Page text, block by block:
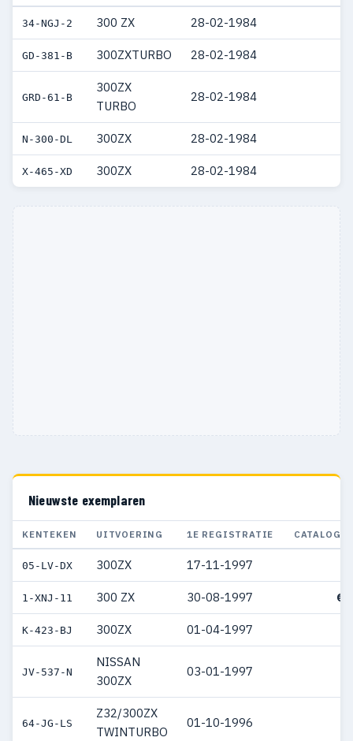
34-NGJ-2 300 ZX 28-02-1984
GD-381-B 300ZXTURBO 28-02-1984
GRD-61-B
300ZX
TURBO
28-02-1984
N-300-DL 300ZX 28-02-1984
X-465-XD 300ZX 28-02-1984
Nieuwste exemplaren
KENTEKEN UITVOERING 1E REGISTRATIE
05-LV-DX 300ZX 17-11-1997
1-XNJ-11 300 ZX 30-08-1997 €
K-423-BJ 300ZX 01-04-1997
JV-537-N
NISSAN
300ZX
03-01-1997
64-JG-LS
Z32/300ZX
TWINTURBO
01-10-1996